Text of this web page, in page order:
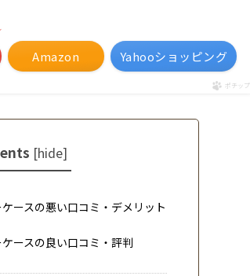
Amazon Yahooショッピング
ポチップ
[hide]
ースの悪い口コミ・デメリット
ースの良い口コミ・評判